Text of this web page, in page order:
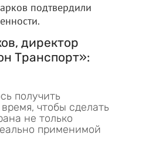
подтвердили
директор
Транспорт»:
получить
чтобы сделать
не только
применимой